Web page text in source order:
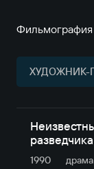
Фильмография
ХУДОЖНИК-
разведчика
1990 драма